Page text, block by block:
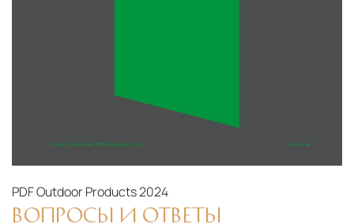
PDFOutdoor Products 2024
ВОПРОСЫ И ОТВЕТЫ